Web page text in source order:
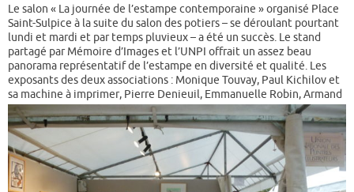
Le salon « La journée de l’estampe contemporaine » organisé Place
Saint-Sulpice à la suite du salon des potiers – se déroulant pourtant
lundi et mardi et par temps pluvieux – a été un succès. Le stand
partagé par Mémoire d’Images et l’UNPI offrait un assez beau
panorama représentatif de l’estampe en diversité et qualité. Les
exposants des deux associations : Monique Touvay, Paul Kichilov et
sa machine à imprimer, Pierre Denieuil, Emmanuelle Robin, Armand